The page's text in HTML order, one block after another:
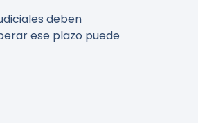
deben
ese plazo puede